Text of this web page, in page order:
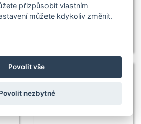
přizpůsobit vlastním
můžete kdykoliv změnit.
Povolit vše
nezbytné